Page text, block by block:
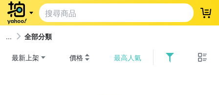
登
全部分類
最新上架 價格 最高人氣